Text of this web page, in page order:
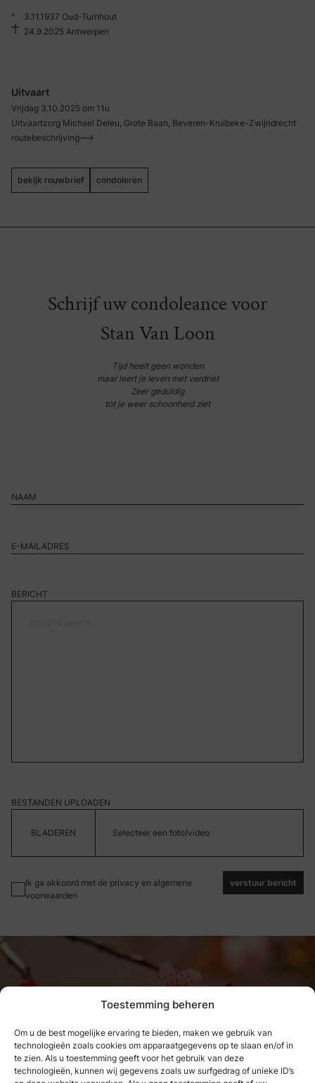
Toestemming beheren
Om u de best mogelijke ervaring te bieden, maken we gebruik van
technologieën zoals cookies om apparaatgegevens op te slaan en/of in
te zien. Als u toestemming geeft voor het gebruik van deze
technologieën, kunnen wij gegevens zoals uw surfgedrag of unieke ID’s
°
3.11.1937 Oud-Turnhout
24.9.2025 Antwerpen
Uitvaart
Vrijdag 3.10.2025 om 11u
Uitvaartzorg Michael Deleu, Grote Baan, Beveren-Kruibeke-Zwijndrecht
routebeschrijving
bekijk rouwbrief condoleren
Schrijf uw condoleance voor
Stan Van Loon
Tijd heelt geen wonden
maar leert je leven met verdriet
Zeer geduldig
tot je weer schoonheid ziet
BERICHT
BESTANDEN UPLOADEN
Selecteer een foto/video
Ik ga akkoord met de privacy en algemene
voorwaarden
verstuur bericht
Wat we hebben genoten, kunnen